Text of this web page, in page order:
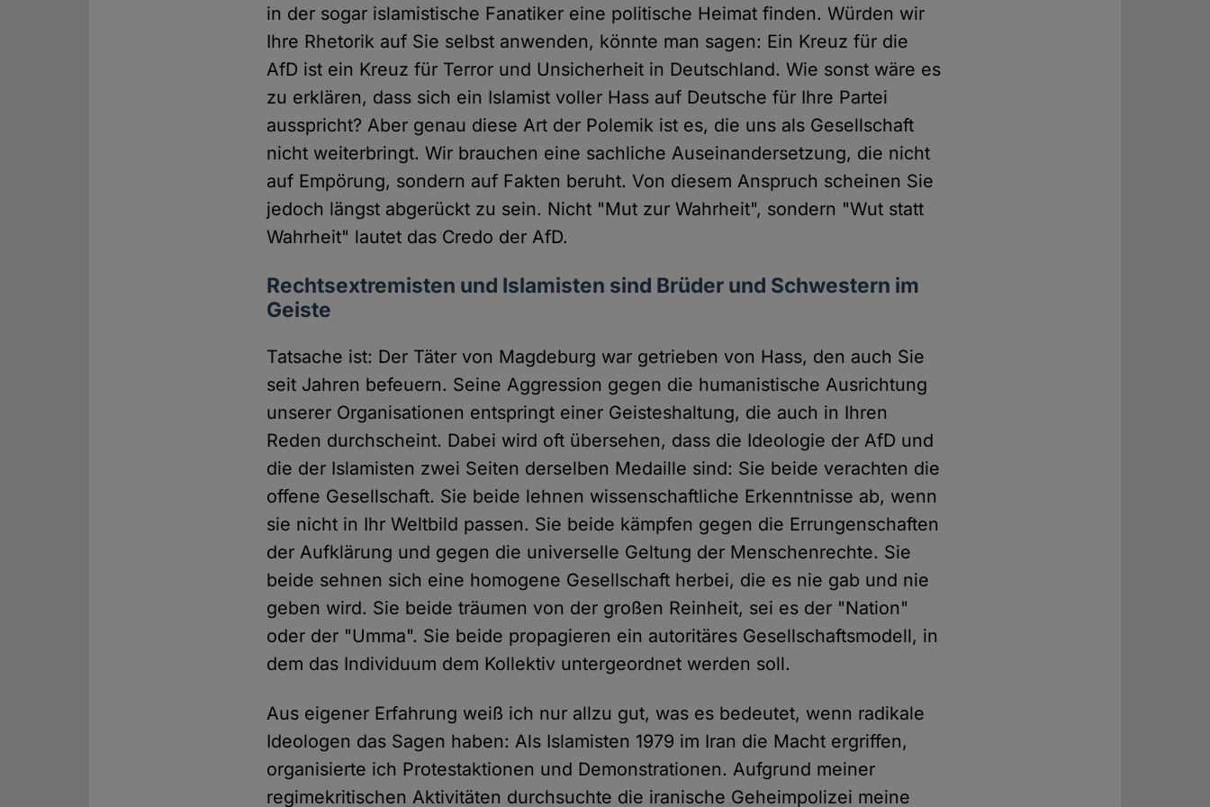
in der sogar islamistische Fanatiker eine politische Heimat finden. Würden wir
Ihre Rhetorik auf Sie selbst anwenden, könnte man sagen: Ein Kreuz für die
AfD ist ein Kreuz für Terror und Unsicherheit in Deutschland. Wie sonst wäre es
zu erklären, dass sich ein Islamist voller Hass auf Deutsche für Ihre Partei
ausspricht? Aber genau diese Art der Polemik ist es, die uns als Gesellschaft
nicht weiterbringt. Wir brauchen eine sachliche Auseinandersetzung, die nicht
auf Empörung, sondern auf Fakten beruht. Von diesem Anspruch scheinen Sie
jedoch längst abgerückt zu sein. Nicht "Mut zur Wahrheit", sondern "Wut statt
Wahrheit" lautet das Credo der AfD.
Rechtsextremisten und Islamisten sind Brüder und Schwestern im
Geiste
Tatsache ist: Der Täter von Magdeburg war getrieben von Hass, den auch Sie
seit Jahren befeuern. Seine Aggression gegen die humanistische Ausrichtung
unserer Organisationen entspringt einer Geisteshaltung, die auch in Ihren
Reden durchscheint. Dabei wird oft übersehen, dass die Ideologie der AfD und
die der Islamisten zwei Seiten derselben Medaille sind: Sie beide verachten die
offene Gesellschaft. Sie beide lehnen wissenschaftliche Erkenntnisse ab, wenn
sie nicht in Ihr Weltbild passen. Sie beide kämpfen gegen die Errungenschaften
der Aufklärung und gegen die universelle Geltung der Menschenrechte. Sie
beide sehnen sich eine homogene Gesellschaft herbei, die es nie gab und nie
geben wird. Sie beide träumen von der großen Reinheit, sei es der "Nation"
oder der "Umma". Sie beide propagieren ein autoritäres Gesellschaftsmodell, in
dem das Individuum dem Kollektiv untergeordnet werden soll.
Aus eigener Erfahrung weiß ich nur allzu gut, was es bedeutet, wenn radikale
Ideologen das Sagen haben: Als Islamisten 1979 im Iran die Macht ergriffen,
organisierte ich Protestaktionen und Demonstrationen. Aufgrund meiner
regimekritischen Aktivitäten durchsuchte die iranische Geheimpolizei meine